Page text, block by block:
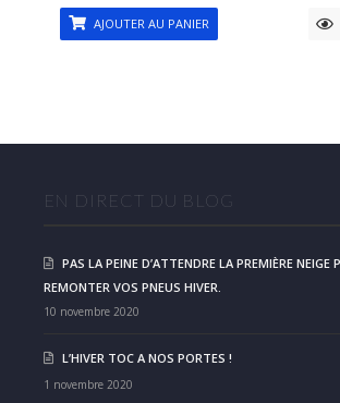
AJOUTER AU PANIER
EN DIRECT DU BLOG
PAS LA PEINE D’ATTENDRE LA PREMIÈRE NEIGE
REMONTER VOS PNEUS HIVER.
10 novembre 2020
L’HIVER TOC A NOS PORTES !
1 novembre 2020